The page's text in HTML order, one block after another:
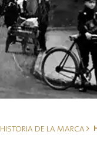
HISTORIA DE LA MARCA